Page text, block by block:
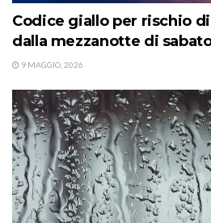
Codice giallo per rischio
dalla mezzanotte di
9 MAGGIO, 2026